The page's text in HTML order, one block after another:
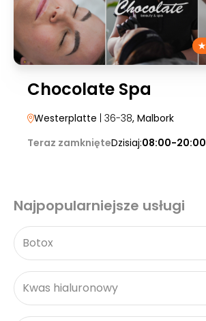
Chocolate Spa
Westerplatte | 36-38, Malbork
Teraz zamknięteDzisiaj:08:00-20:00
Najpopularniejsze usługi
Botox
Kwas hialuronowy